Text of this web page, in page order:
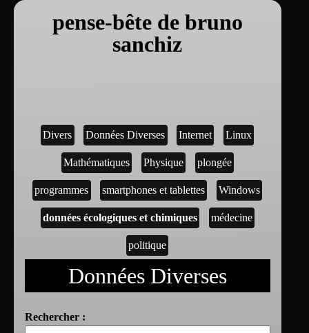
pense-bête de bruno
sanchiz
Divers Données Diverses Internet Linux
Mathématiques Physique plongée
programmes smartphones et tablettes Windows
données écologiques et chimiques médecine
politique
Données Diverses
Rechercher :